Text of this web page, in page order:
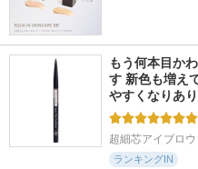
もう何本目か
す 新色も増え
やすくなりあ
超細芯アイブロウ
ランキングIN